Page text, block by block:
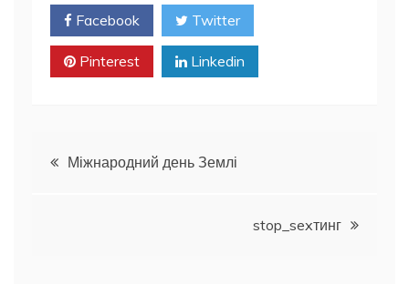
Facebook Twitter
Pinterest Linkedin
Навігація
Міжнародний день Землі
stop_sexтинг